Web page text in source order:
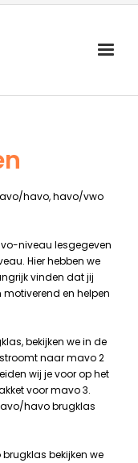
havo, havo/vwo
niveau lesgegeven
Hier hebben we
vinden dat jij
en helpen
bekijken we in de
naar mavo 2
wij je voor op het
voor mavo 3.
havo brugklas
bekijken we